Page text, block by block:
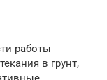
работы
в грунт,